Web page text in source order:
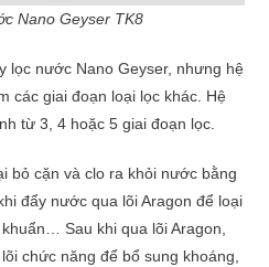
Nano Geyser TK8
lọc nước Nano Geyser, nhưng hệ
các giai đoạn loại lọc khác. Hệ
từ 3, 4 hoặc 5 giai đoạn lọc.
bỏ cặn và clo ra khỏi nước bằng
đẩy nước qua lõi Aragon để loại
Sau khi qua lõi Aragon,
chức năng để bổ sung khoáng,